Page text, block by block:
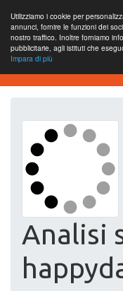
Utilizziamo i cookie per
annunci, fornire le funzioni dei
nostro traffico. Inoltre forniamo
pubblicitarie, agli istituti che
Impara di più
Free SEO Testing
Analisi